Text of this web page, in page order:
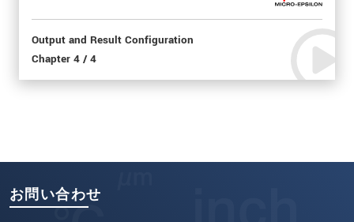
Output and Result Configuration
Chapter 4 / 4
お問い合わせ